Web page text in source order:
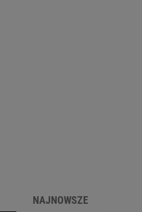
NAJNOWSZE